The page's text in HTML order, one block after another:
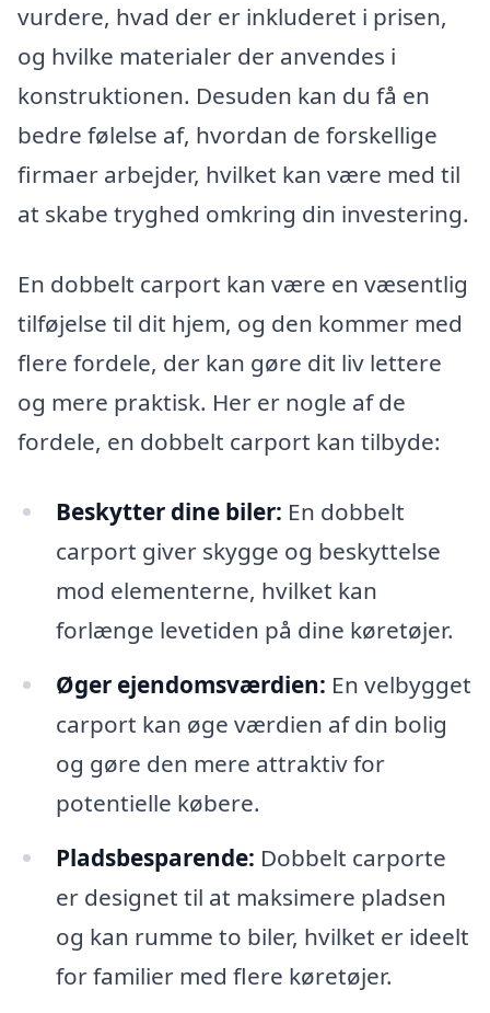
vurdere, hvad der er inkluderet i prisen,
og hvilke materialer der anvendes i
konstruktionen. Desuden kan du få en
bedre følelse af, hvordan de forskellige
firmaer arbejder, hvilket kan være med til
at skabe tryghed omkring din investering.
En dobbelt carport kan være en væsentlig
tilføjelse til dit hjem, og den kommer med
flere fordele, der kan gøre dit liv lettere
og mere praktisk. Her er nogle af de
fordele, en dobbelt carport kan tilbyde:
Beskytter dine biler: En dobbelt
carport giver skygge og beskyttelse
mod elementerne, hvilket kan
forlænge levetiden på dine køretøjer.
Øger ejendomsværdien: En velbygget
carport kan øge værdien af din bolig
og gøre den mere attraktiv for
potentielle købere.
Pladsbesparende: Dobbelt carporte
er designet til at maksimere pladsen
og kan rumme to biler, hvilket er ideelt
for familier med flere køretøjer.